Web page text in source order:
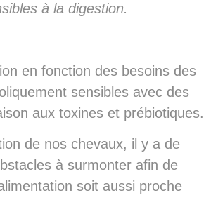
à la digestion.
en fonction des besoins des
sensibles avec des
aux toxines et prébiotiques.
de nos chevaux, il y a de
à surmonter afin de
soit aussi proche